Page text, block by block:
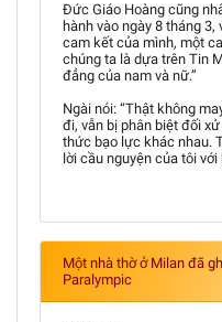
Đức Giáo Hoàng cũng
hành vào ngày 8 tháng
cam kết của mình, một
chúng ta là dựa trên Tin
đẳng của nam và nữ.”
Ngài nói: “Thật không
đi, vẫn bị phân biệt đối
thức bạo lực khác nhau.
lời cầu nguyện của tôi với
Một nhà thờ ở Milan đã
Paralympic